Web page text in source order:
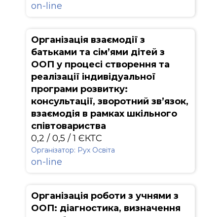
on-line
Організація взаємодії з
батьками та сім’ями дітей з
ООП у процесі створення та
реалізації індивідуальної
програми розвитку:
консультації, зворотний зв’язок,
взаємодія в рамках шкільного
співтовариства
0,2 / 0,5 / 1 ЄКТС
Організатор: Рух Освіта
on-line
Організація роботи з учнями з
ООП: діагностика, визначення